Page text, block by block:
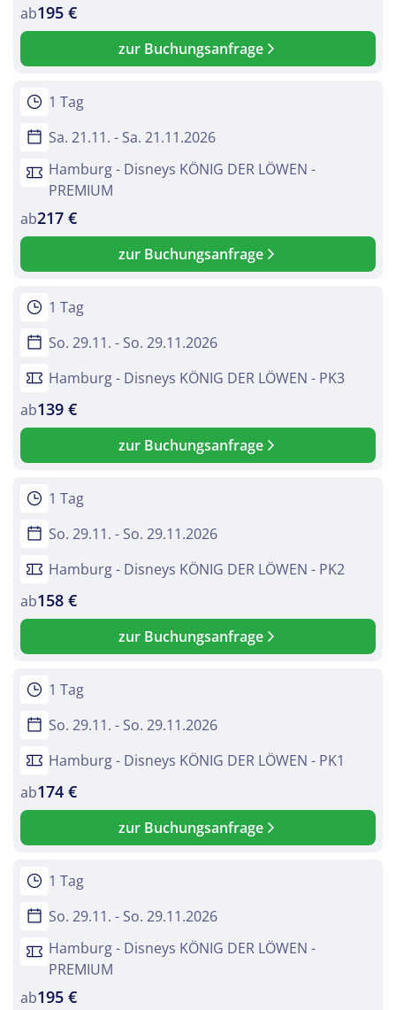
ab195 €
zur Buchungsanfrage
1 Tag
Sa. 21.11. - Sa. 21.11.2026
Hamburg - Disneys KÖNIG DER LÖWEN -
PREMIUM
ab217 €
zur Buchungsanfrage
1 Tag
So. 29.11. - So. 29.11.2026
Hamburg - Disneys KÖNIG DER LÖWEN - PK3
ab139 €
zur Buchungsanfrage
1 Tag
So. 29.11. - So. 29.11.2026
Hamburg - Disneys KÖNIG DER LÖWEN - PK2
ab158 €
zur Buchungsanfrage
1 Tag
So. 29.11. - So. 29.11.2026
Hamburg - Disneys KÖNIG DER LÖWEN - PK1
ab174 €
zur Buchungsanfrage
1 Tag
So. 29.11. - So. 29.11.2026
Hamburg - Disneys KÖNIG DER LÖWEN -
PREMIUM
ab195 €